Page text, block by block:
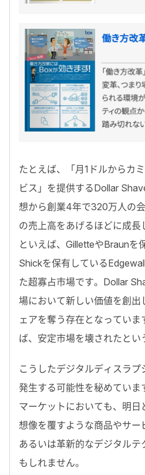
たとえば、「月1ドルからカ
ビス」を提供するDollar
想から創業4年で320万人の
の売上高をあげるほどに成
といえば、GilletteやBraunを
Shickを保有している
た超寡占市場です。Dollar
場において新しい価値を創出
ェアを奪う存在となってい
ば、安定市場を壊されたとい
こうしたデジタルディスラ
発生する可能性を秘めていま
マーケットにおいても、明
想像を覆すような商品やサー
あるいは革新的なデジタル
もしれません。